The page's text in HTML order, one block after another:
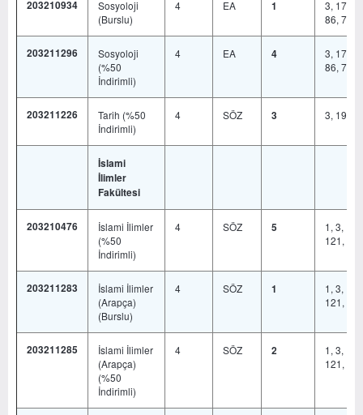
203210934
Sosyoloji
(Burslu)
4 EA 1
3, 17,
86, 778
203211296
Sosyoloji
(%50
İndirimli)
4 EA 4
3, 17,
86, 778
203211226
Tarih (%50
İndirimli)
4 SÖZ 3 3, 19,
İslami
İlimler
Fakültesi
203210476
İslami İlimler
(%50
İndirimli)
4 SÖZ 5
1, 3,
121,
203211283
İslami İlimler
(Arapça)
(Burslu)
4 SÖZ 1
1, 3,
121,
203211285
İslami İlimler
(Arapça)
(%50
İndirimli)
4 SÖZ 2
1, 3,
121,